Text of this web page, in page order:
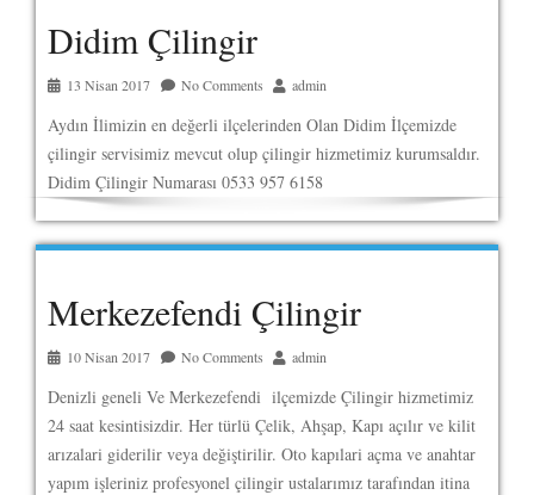
Didim Çilingir
13 Nisan 2017 No Comments admin
Aydın İlimizin en değerli ilçelerinden Olan Didim İlçemizde
çilingir servisimiz mevcut olup çilingir hizmetimiz kurumsaldır.
Didim Çilingir Numarası 0533 957 6158
Merkezefendi Çilingir
10 Nisan 2017 No Comments admin
Denizli geneli Ve Merkezefendi ilçemizde Çilingir hizmetimiz
24 saat kesintisizdir. Her türlü Çelik, Ahşap, Kapı açılır ve kilit
arızalari giderilir veya değiştirilir. Oto kapılari açma ve anahtar
yapım işleriniz profesyonel çilingir ustalarımız tarafından itina